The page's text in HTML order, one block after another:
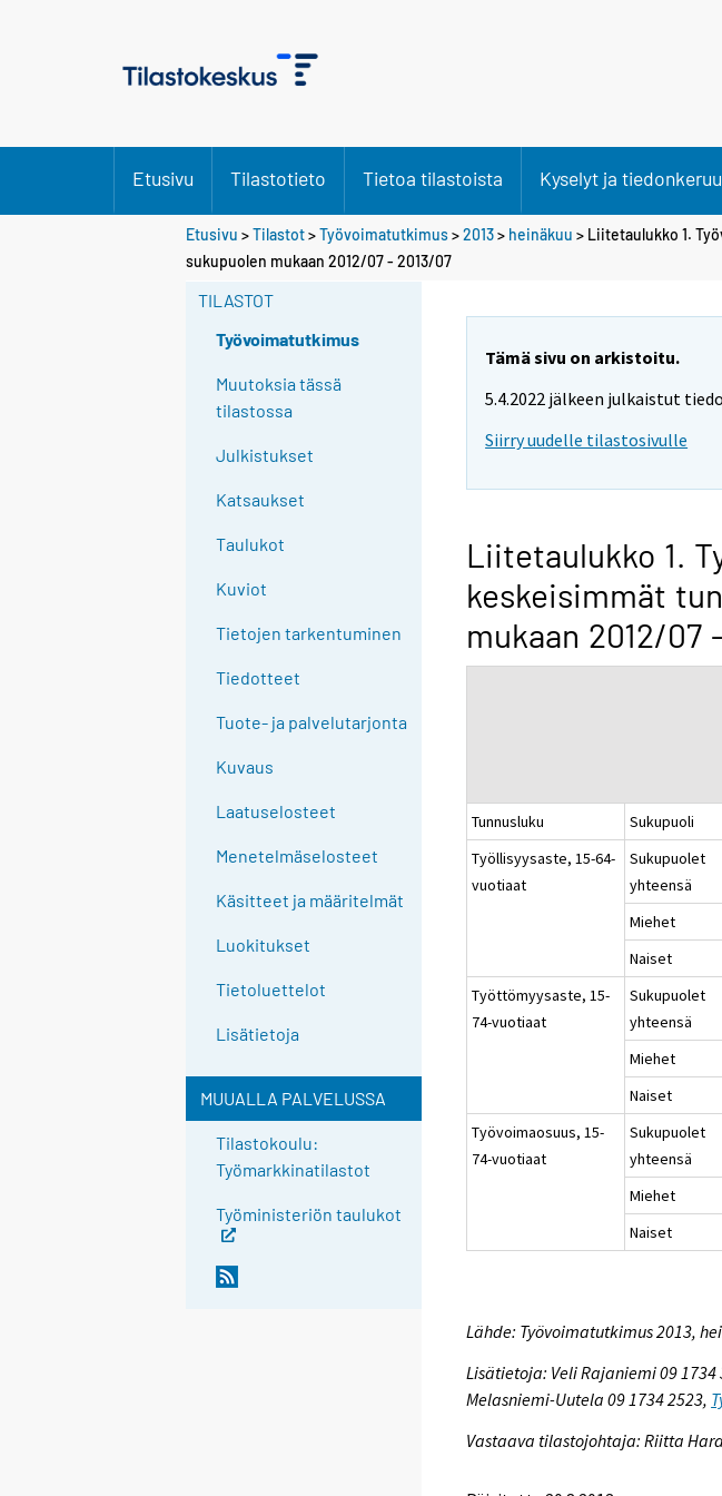
Etusivu Tilastotieto Tietoa tilastoista Kyselyt ja
Etusivu >Tilastot>Työvoimatutkimus>2013> heinäkuu > Liitetaulukko 1.
sukupuolen mukaan 2012/07 - 2013/07
TILASTOT
Työvoimatutkimus
Muutoksia tässä
tilastossa
Julkistukset
Katsaukset
Taulukot
Kuviot
Tietojen tarkentuminen
Tiedotteet
Tuote- ja palvelutarjonta
Kuvaus
Laatuselosteet
Menetelmäselosteet
Käsitteet ja määritelmät
Luokitukset
Tietoluettelot
Lisätietoja
MUUALLA PALVELUSSA
Tilastokoulu:
Työmarkkinatilastot
Työministeriön taulukot
Tämä sivu on arkistoitu.
5.4.2022 jälkeen julkaistut
Siirry uudelle tilastosivulle
Liitetaulukko 1.
keskeisimmät
mukaan 2012/07
Tunnusluku
Sukupuoli
Työllisyysaste, 15-64-
vuotiaat
Sukupuolet
yhteensä
Miehet
Naiset
Työttömyysaste, 15-
74-vuotiaat
Sukupuolet
yhteensä
Miehet
Naiset
Työvoimaosuus, 15-
74-vuotiaat
Sukupuolet
yhteensä
Miehet
Naiset
Lähde: Työvoimatutkimus 2013,
Lisätietoja: Veli Rajaniemi 09
Melasniemi-Uutela 09 1734 2523,
Vastaava tilastojohtaja: Riitta